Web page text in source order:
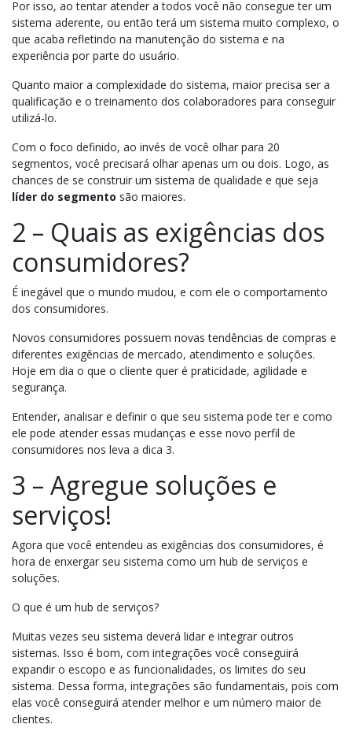
Por isso, ao tentar atender a todos você não consegue ter um
sistema aderente, ou então terá um sistema muito complexo, o
que acaba refletindo na manutenção do sistema e na
experiência por parte do usuário.
Quanto maior a complexidade do sistema, maior precisa ser a
qualificação e o treinamento dos colaboradores para conseguir
utilizá-lo.
Com o foco definido, ao invés de você olhar para 20
segmentos, você precisará olhar apenas um ou dois. Logo, as
chances de se construir um sistema de qualidade e que seja
líder do segmento são maiores.
2 – Quais as exigências dos
consumidores?
É inegável que o mundo mudou, e com ele o comportamento
dos consumidores.
Novos consumidores possuem novas tendências de compras e
diferentes exigências de mercado, atendimento e soluções.
Hoje em dia o que o cliente quer é praticidade, agilidade e
segurança.
Entender, analisar e definir o que seu sistema pode ter e como
ele pode atender essas mudanças e esse novo perfil de
consumidores nos leva a dica 3.
3 – Agregue soluções e
serviços!
Agora que você entendeu as exigências dos consumidores, é
hora de enxergar seu sistema como um hub de serviços e
soluções.
O que é um hub de serviços?
Muitas vezes seu sistema deverá lidar e integrar outros
sistemas. Isso é bom, com integrações você conseguirá
expandir o escopo e as funcionalidades, os limites do seu
sistema. Dessa forma, integrações são fundamentais, pois com
elas você conseguirá atender melhor e um número maior de
clientes.